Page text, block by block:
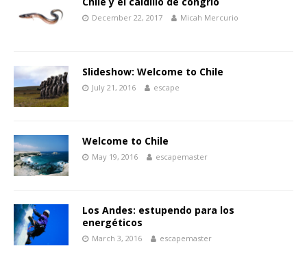
December 22, 2017 Micah Mercurio
Slideshow: Welcome to Chile
July 21, 2016 escape
Welcome to Chile
May 19, 2016 escapemaster
Los Andes: estupendo para los
energéticos
March 3, 2016 escapemaster